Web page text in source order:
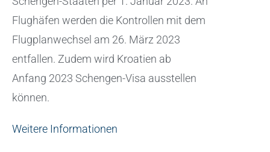
Flughäfen werden die Kontrollen mit dem
Flugplanwechsel am 26. März 2023
entfallen. Zudem wird Kroatien ab
Anfang 2023 Schengen-Visa ausstellen
können.
Weitere Informationen